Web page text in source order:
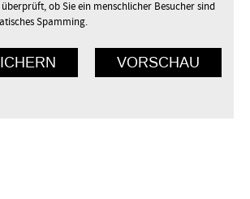
ob Sie ein menschlicher Besucher sind
Spamming.